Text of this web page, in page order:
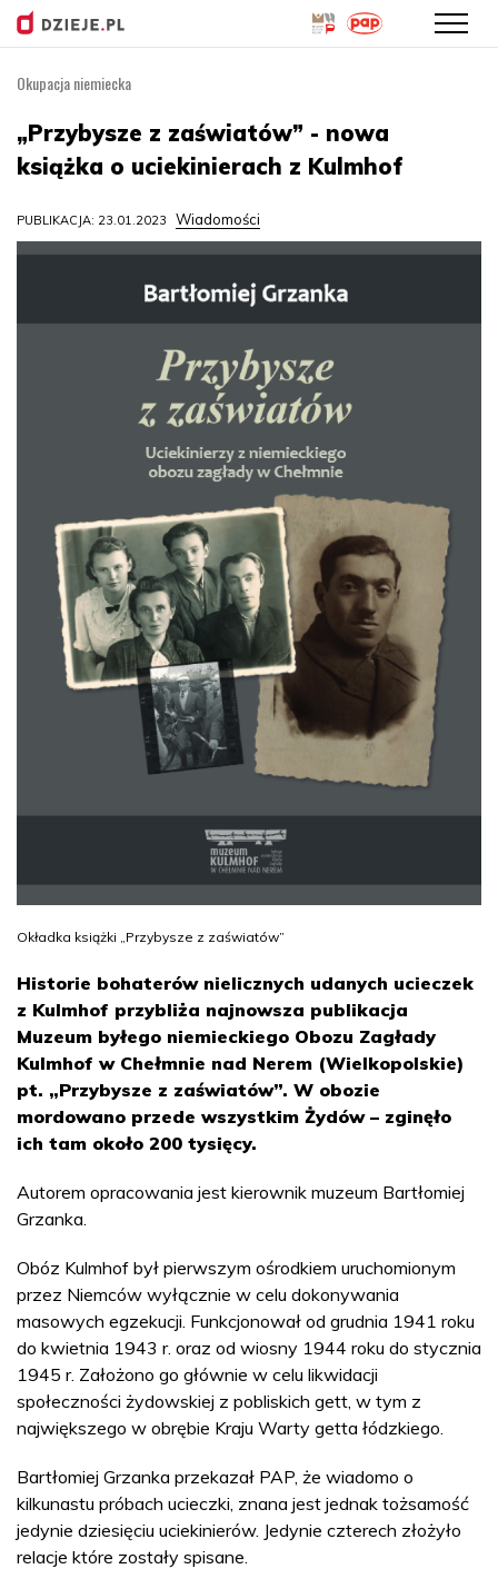
treści
Okupacja niemiecka
„Przybysze z zaświatów” - nowa
książka o uciekinierach z Kulmhof
PUBLIKACJA: 23.01.2023 Wiadomości
Okładka książki „Przybysze z zaświatów”
Historie bohaterów nielicznych udanych ucieczek
z Kulmhof przybliża najnowsza publikacja
Muzeum byłego niemieckiego Obozu Zagłady
Kulmhof w Chełmnie nad Nerem (Wielkopolskie)
pt. „Przybysze z zaświatów”. W obozie
mordowano przede wszystkim Żydów – zginęło
ich tam około 200 tysięcy.
Autorem opracowania jest kierownik muzeum Bartłomiej
Grzanka.
Obóz Kulmhof był pierwszym ośrodkiem uruchomionym
przez Niemców wyłącznie w celu dokonywania
masowych egzekucji. Funkcjonował od grudnia 1941 roku
do kwietnia 1943 r. oraz od wiosny 1944 roku do stycznia
1945 r. Założono go głównie w celu likwidacji
społeczności żydowskiej z pobliskich gett, w tym z
największego w obrębie Kraju Warty getta łódzkiego.
Bartłomiej Grzanka przekazał PAP, że wiadomo o
kilkunastu próbach ucieczki, znana jest jednak tożsamość
jedynie dziesięciu uciekinierów. Jedynie czterech złożyło
relacje które zostały spisane.